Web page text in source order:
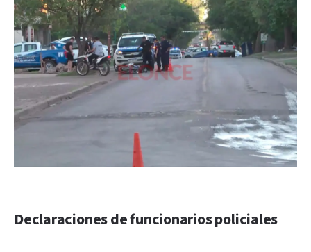
Declaraciones de funcionarios policiales